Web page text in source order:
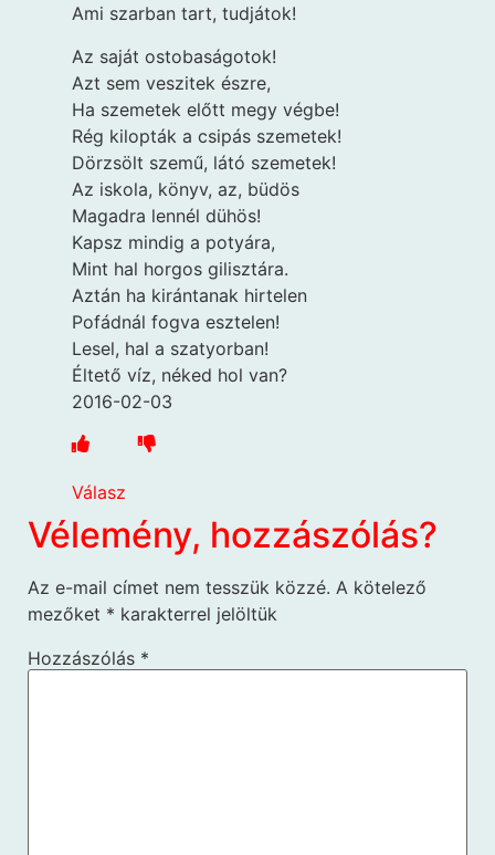
Ami szarban tart, tudjátok!
Az saját ostobaságotok!
Azt sem veszitek észre,
Ha szemetek előtt megy végbe!
Rég kilopták a csipás szemetek!
Dörzsölt szemű, látó szemetek!
Az iskola, könyv, az, büdös
Magadra lennél dühös!
Kapsz mindig a potyára,
Mint hal horgos gilisztára.
Aztán ha kirántanak hirtelen
Pofádnál fogva esztelen!
Lesel, hal a szatyorban!
Éltető víz, néked hol van?
2016-02-03
Válasz
Vélemény, hozzászólás?
Az e-mail címet nem tesszük közzé. A kötelező
mezőket * karakterrel jelöltük
Hozzászólás *